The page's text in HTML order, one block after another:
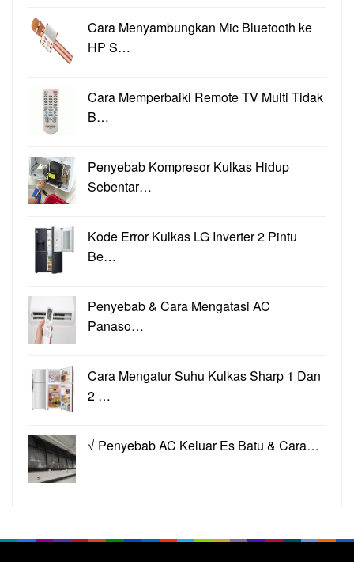
Cara Menyambungkan Mic Bluetooth ke
HP S…
Cara Memperbaiki Remote TV Multi Tidak
B…
Penyebab Kompresor Kulkas Hidup
Sebentar…
Kode Error Kulkas LG Inverter 2 Pintu
Be…
Penyebab & Cara Mengatasi AC
Panaso…
Cara Mengatur Suhu Kulkas Sharp 1 Dan
2 …
√ Penyebab AC Keluar Es Batu & Cara…